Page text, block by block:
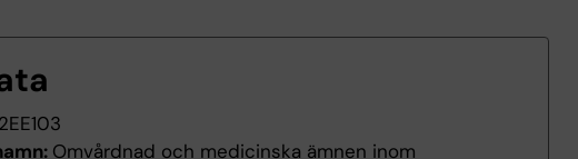
2EE103
Omvårdnad och medicinska ämnen inom